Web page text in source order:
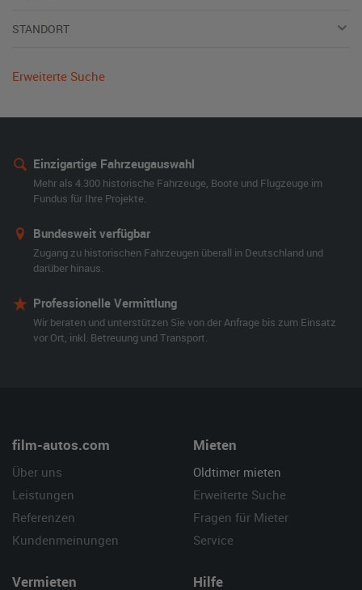
STANDORT
Erweiterte Suche
Einzigartige Fahrzeugauswahl
Mehr als 4.300 historische Fahrzeuge, Boote und Flugzeuge im
Fundus für Ihre Projekte.
Bundesweit verfügbar
Zugang zu historischen Fahrzeugen überall in Deutschland und
darüber hinaus.
Professionelle Vermittlung
Wir beraten und unterstützen Sie von der Anfrage bis zum Einsatz
vor Ort, inkl. Betreuung und Transport.
film-autos.com
Über uns
Leistungen
Referenzen
Kundenmeinungen
Mieten
Oldtimer mieten
Erweiterte Suche
Fragen für Mieter
Service
Vermieten Hilfe